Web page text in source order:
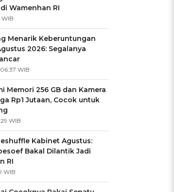
➔
Wamenhan RI
WIB
Menarik Keberuntungan
2026: Segalanya
06:37 WIB
Memori 256 GB dan Kamera
Rp1 Jutaan, Cocok untuk
WIB
Kabinet Agustus:
Bakal Dilantik Jadi
RI
WIB